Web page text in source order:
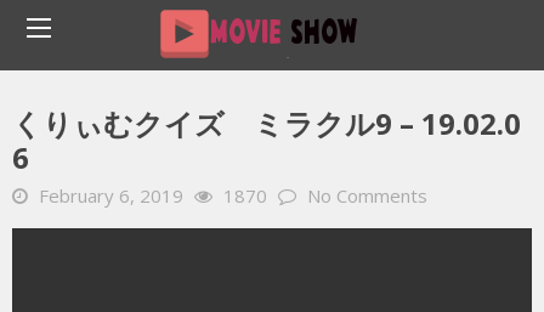
Home
YOUTUBE 動画 毎日
くりぃむクイズ ミラクル9 – 19.02.06
くりぃむクイズ ミラクル9 – 19.02.0
6
February 6, 2019 1870 No Comments